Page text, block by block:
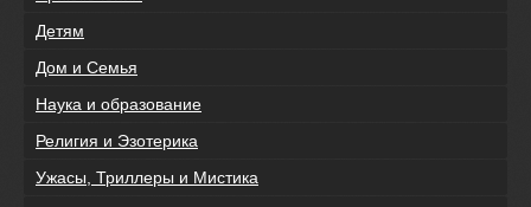
Детям
Дом и Семья
Наука и образование
Религия и Эзотерика
Ужасы, Триллеры и Мистика